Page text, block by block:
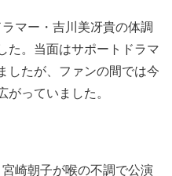
マー・吉川美冴貴の体調
た。当面はサポートドラマ
したが、ファンの間では今
っていました。
崎朝子が喉の不調で公演